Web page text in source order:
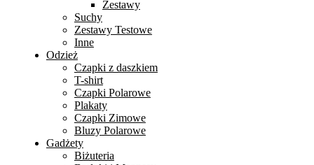
Zestawy
Suchy
Zestawy Testowe
Inne
Odzież
Czapki z daszkiem
T-shirt
Czapki Polarowe
Plakaty
Czapki Zimowe
Bluzy Polarowe
Gadżety
Biżuteria